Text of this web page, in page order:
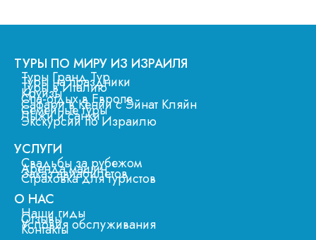
ТУРЫ ПО МИРУ ИЗ ИЗРАИЛЯ
Туры Гранд Тур
Туры на праздники
Туры в Италию
Круизы
Спа-отдых в Европе
Сафари в Кении с Эйнат Кляйн
Семейные туры
Лыжи и санки
Экскурсии по Израилю
УСЛУГИ
Свадьбы за рубежом
Аренда машин
Заказ авиабилетов
Страховка для туристов
О НАС
Наши гиды
Отзывы
Условия обслуживания
Контакты